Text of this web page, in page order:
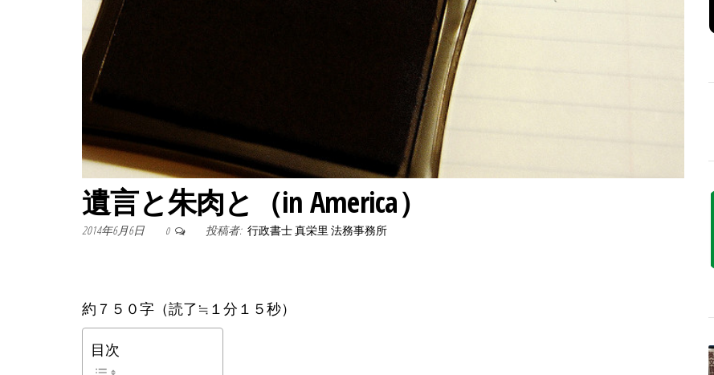
遺言と朱肉と（in America）
2014年6月6日 0 投稿者: 行政書士 真栄里 法務事務所
約７５０字（読了≒１分１５秒）
目次